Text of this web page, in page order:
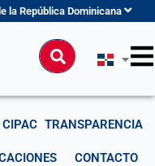
la República Dominicana
Buscar
CIPAC TRANSPARENCIA
CONTACTO